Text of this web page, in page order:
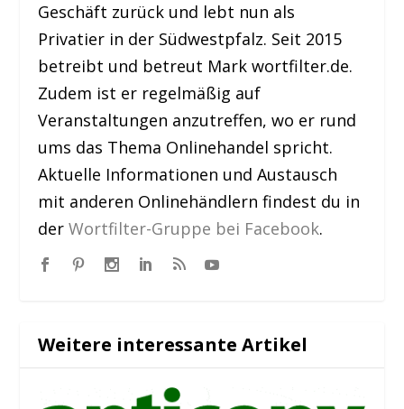
Geschäft zurück und lebt nun als
Privatier in der Südwestpfalz. Seit 2015
betreibt und betreut Mark wortfilter.de.
Zudem ist er regelmäßig auf
Veranstaltungen anzutreffen, wo er rund
ums das Thema Onlinehandel spricht.
Aktuelle Informationen und Austausch
mit anderen Onlinehändlern findest du in
derWortfilter-Gruppe bei Facebook.
Weitere interessante Artikel